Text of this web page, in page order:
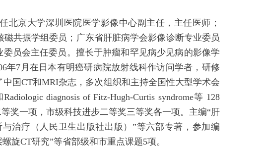
北京大学深圳医院医学影像中心副主任，主任医师；
共振学组委员；广东省肝脏病学会影像诊断专业委员
员会主任委员。擅长于肿瘤和罕见病少见病的影像学
年7月在日本有明癌研病院放射线科作访问学者，研修
国CT和MRI杂志，多次组织和主持全国性大型学术会
diagnosis of Fitz-Hugh-Curtis syndrome等 128
奖一项，市级科技进步二等奖三等奖各一项。主编“肝
治疗（人民卫生出版社出版）”等六部专著，参加编
旋CT研究”等省部级和市重点课题5项。